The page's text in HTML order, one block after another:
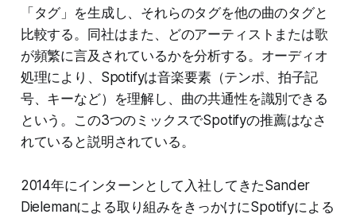
「タグ」を生成し、それらのタグを他の曲のタグと
比較する。同社はまた、どのアーティストまたは歌
が頻繁に言及されているかを分析する。オーディオ
処理により、Spotifyは音楽要素（テンポ、拍子記
号、キーなど）を理解し、曲の共通性を識別できる
という。この3つのミックスでSpotifyの推薦はなさ
れていると説明されている。
2014年にインターンとして入社してきたSander
Dielemanによる取り組みをきっかけにSpotifyによる